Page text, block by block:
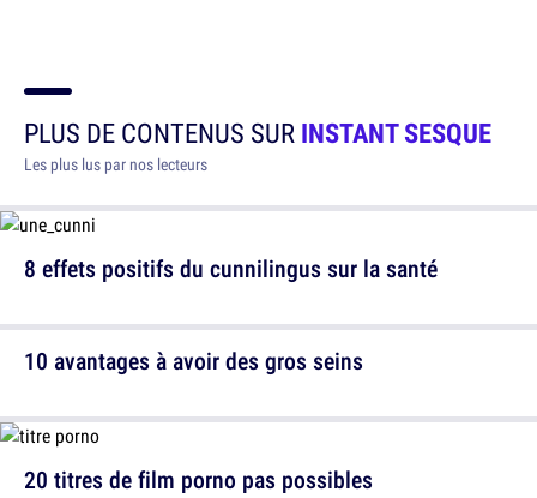
PLUS DE CONTENUS SURINSTANT SESQUE
Les plus lus par nos lecteurs
8 effets positifs du cunnilingus sur la santé
20 titres de film porno pas possibles
10 avantages à avoir des gros seins